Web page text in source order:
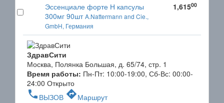
Эссенциале форте Н капсулы
300мг 90штA.Nattermann and Cie.,
GmbH, Германия
1,61500
ЗдравСити
Москва, Полянка Большая, д. 65/74, стр. 1
Время работы: Пн-Пт: 10:00-19:00, Сб-Вс: 00:00-
24:00 Открыто
phone ВЫЗОВ directionsМаршрут